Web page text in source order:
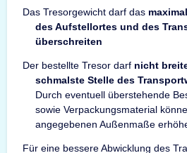
Das Tresorgewicht darf das
des Aufstellortes und des
überschreiten
Der bestellte Tresor darf nicht
schmalste Stelle des
Durch eventuell überstehende
sowie Verpackungsmaterial
angegebenen Außenmaße
Für eine bessere Abwicklung des